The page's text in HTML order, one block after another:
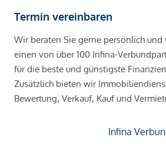
Termin vereinbaren
Wir beraten Sie gerne persönlich und
einen von über 100 Infina-
für die beste und günstigste
Zusätzlich bieten wir
Bewertung, Verkauf, Kauf und
Infina